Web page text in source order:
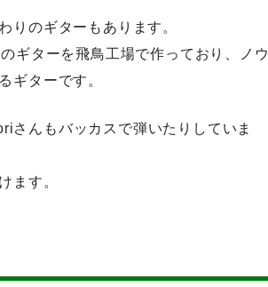
りのギター もあります。
ギターを飛鳥工場で作っており、ノウ
ギターです。
さんもバッカスで弾いたりしていま
ます。